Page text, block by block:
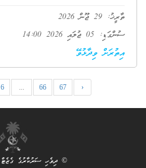
ތާރީޚު: 29 ޖޫން 2026
ސުންގަޑި: 05 ޖުލައި 2026 14:00
އިތުރަށް ވިދާޅުވޭ
6 ... 66 67 ›
© ދިވެހި ސަރުކާރުގެ ގެޒެޓް 2013 - 2026